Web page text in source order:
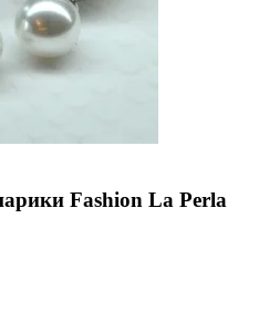
Fashion La Perla